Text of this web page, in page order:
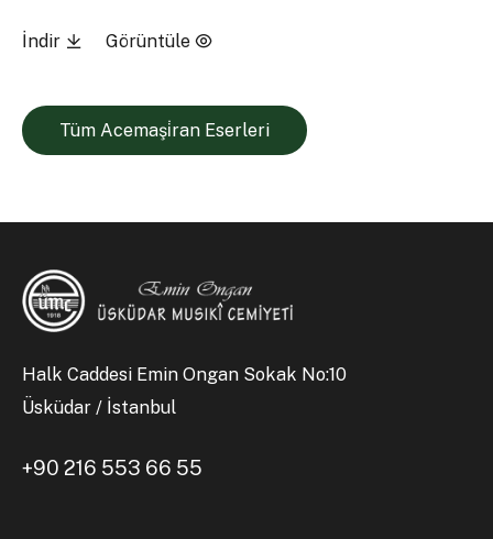
İndir Görüntüle
Tüm Acemaşi̇ran Eserleri
Halk Caddesi Emin Ongan Sokak No:10
Üsküdar / İstanbul
+90 216 553 66 55